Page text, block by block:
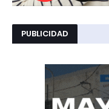
PUBLICIDAD